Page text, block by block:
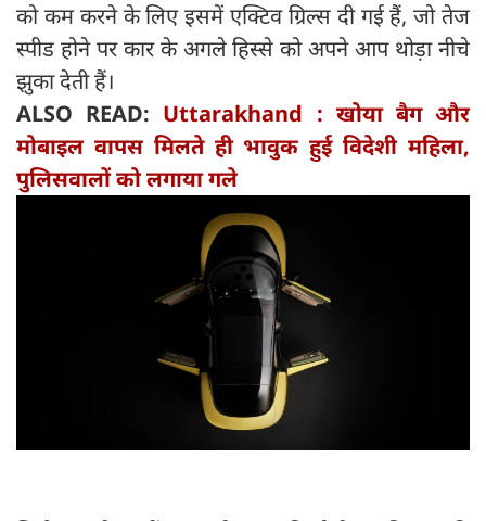
को कम करने के लिए इसमें एक्टिव ग्रिल्स दी गई हैं, जो तेज
स्पीड होने पर कार के अगले हिस्से को अपने आप थोड़ा नीचे
झुका देती हैं।
ALSO READ: Uttarakhand : खोया बैग और
मोबाइल वापस मिलते ही भावुक हुई विदेशी महिला,
पुलिसवालों को लगाया गले